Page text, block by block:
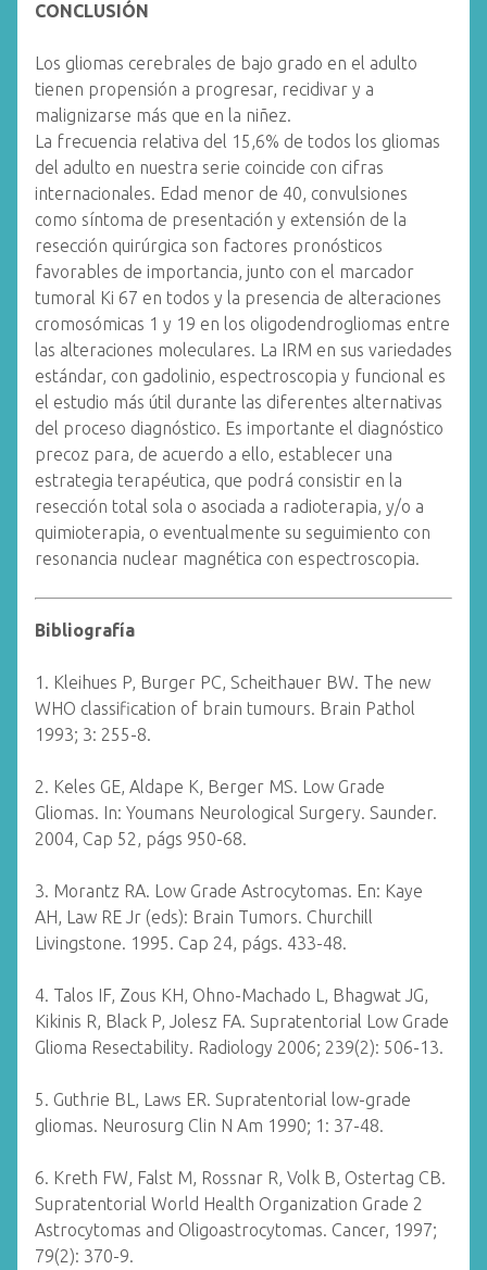
CONCLUSIÓN
Los gliomas cerebrales de bajo grado en el adulto
tienen propensión a progresar, recidivar y a
malignizarse más que en la niñez.
La frecuencia relativa del 15,6% de todos los gliomas
del adulto en nuestra serie coincide con cifras
internacionales. Edad menor de 40, convulsiones
como síntoma de presentación y extensión de la
resección quirúrgica son factores pronósticos
favorables de importancia, junto con el marcador
tumoral Ki 67 en todos y la presencia de alteraciones
cromosómicas 1 y 19 en los oligodendrogliomas entre
las alteraciones moleculares. La IRM en sus variedades
estándar, con gadolinio, espectroscopia y funcional es
el estudio más útil durante las diferentes alternativas
del proceso diagnóstico. Es importante el diagnóstico
precoz para, de acuerdo a ello, establecer una
estrategia terapéutica, que podrá consistir en la
resección total sola o asociada a radioterapia, y/o a
quimioterapia, o eventualmente su seguimiento con
resonancia nuclear magnética con espectroscopia.
Bibliografía
1. Kleihues P, Burger PC, Scheithauer BW. The new
WHO classification of brain tumours. Brain Pathol
1993; 3: 255-8.
2. Keles GE, Aldape K, Berger MS. Low Grade
Gliomas. In: Youmans Neurological Surgery. Saunder.
2004, Cap 52, págs 950-68.
3. Morantz RA. Low Grade Astrocytomas. En: Kaye
AH, Law RE Jr (eds): Brain Tumors. Churchill
Livingstone. 1995. Cap 24, págs. 433-48.
4. Talos IF, Zous KH, Ohno-Machado L, Bhagwat JG,
Kikinis R, Black P, Jolesz FA. Supratentorial Low Grade
Glioma Resectability. Radiology 2006; 239(2): 506-13.
5. Guthrie BL, Laws ER. Supratentorial low-grade
gliomas. Neurosurg Clin N Am 1990; 1: 37-48.
6. Kreth FW, Falst M, Rossnar R, Volk B, Ostertag CB.
Supratentorial World Health Organization Grade 2
Astrocytomas and Oligoastrocytomas. Cancer, 1997;
79(2): 370-9.